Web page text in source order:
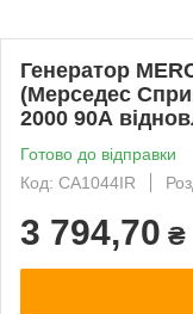
Генератор
(Мерседес
2000 90А
Готово до відправки
Код: CA1044IR
3 794,70 ₴